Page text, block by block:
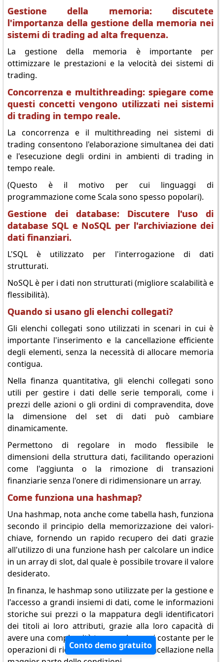
Gestione della memoria: discutete
l'importanza della gestione della memoria nei
sistemi di trading ad alta frequenza.
La gestione della memoria è importante per
ottimizzare le prestazioni e la velocità dei sistemi di
trading.
Concorrenza e multithreading: spiegare come
questi concetti vengono utilizzati nei sistemi
di trading in tempo reale.
La concorrenza e il multithreading nei sistemi di
trading consentono l'elaborazione simultanea dei dati
e l'esecuzione degli ordini in ambienti di trading in
tempo reale.
(Questo è il motivo per cui linguaggi di
programmazione come Scala sono spesso popolari).
Gestione dei database: Discutere l'uso di
database SQL e NoSQL per l'archiviazione dei
dati finanziari.
L'SQL è utilizzato per l'interrogazione di dati
strutturati.
NoSQL è per i dati non strutturati (migliore scalabilità e
flessibilità).
Quando si usano gli elenchi collegati?
Gli elenchi collegati sono utilizzati in scenari in cui è
importante l'inserimento e la cancellazione efficiente
degli elementi, senza la necessità di allocare memoria
contigua.
Nella finanza quantitativa, gli elenchi collegati sono
utili per gestire i dati delle serie temporali, come i
prezzi delle azioni o gli ordini di compravendita, dove
la dimensione del set di dati può cambiare
dinamicamente.
Permettono di regolare in modo flessibile le
dimensioni della struttura dati, facilitando operazioni
come l'aggiunta o la rimozione di transazioni
finanziarie senza l'onere di ridimensionare un array.
Come funziona una hashmap?
Una hashmap, nota anche come tabella hash, funziona
secondo il principio della memorizzazione dei valori-
chiave, fornendo un rapido recupero dei dati grazie
all'utilizzo di una funzione hash per calcolare un indice
in un array di slot, dal quale è possibile trovare il valore
desiderato.
In finanza, le hashmap sono utilizzate per la gestione e
l'accesso a grandi insiemi di dati, come le informazioni
storiche sui prezzi o la mappatura degli identificatori
dei titoli ai loro attributi, grazie alla loro capacità di
avere una complessità temporale quasi costante per le
operazioni di ricerca, inserimento e cancellazione nella
Conto demo gratuito